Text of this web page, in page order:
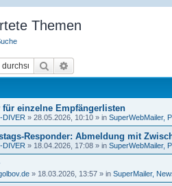
Themen
Suche
für einzelne Empfängerlisten
DIVER » 28.05.2026, 10:10 » in SuperWebMailer,
Responder: Abmeldung mit
DIVER » 18.04.2026, 17:08 » in SuperWebMailer,
» 18.03.2026, 13:57 » in SuperMailer,